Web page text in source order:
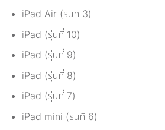
iPad Air (รุ่นที่ 3)
iPad (รุ่นที่ 10)
iPad (รุ่นที่ 9)
iPad (รุ่นที่ 8)
iPad (รุ่นที่ 7)
iPad mini (รุ่นที่ 6)